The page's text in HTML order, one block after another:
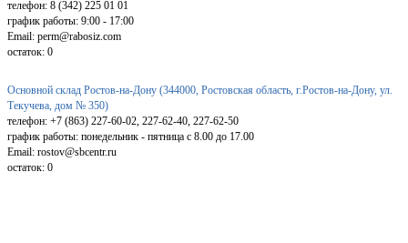
телефон: 8 (342) 225 01 01
график работы: 9:00 - 17:00
Email: perm@rabosiz.com
остаток: 0
Основной склад Ростов-на-Дону (344000, Ростовская область, г.Ростов-на-Дону, ул.
Текучева, дом № 350)
телефон: +7 (863) 227-60-02, 227-62-40, 227-62-50
график работы: понедельник - пятница с 8.00 до 17.00
Email: rostov@sbcentr.ru
остаток: 0